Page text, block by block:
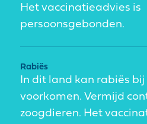
Het vaccinatieadvies is
persoonsgebonden.
Rabiës
In dit land kan rabiës
voorkomen. Vermijd
zoogdieren. Het